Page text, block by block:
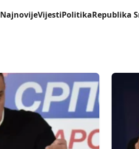
NajnovijeVijestiPolitikaRepublika